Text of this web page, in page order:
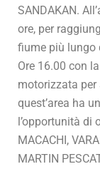
SANDAKAN.
ore, per
fiume più lungo
Ore 16.00 con
motorizzata
quest’area ha
l’opportunità di
MACACHI,
MARTIN